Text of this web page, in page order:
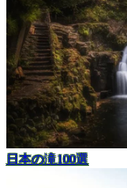
日本の滝100選